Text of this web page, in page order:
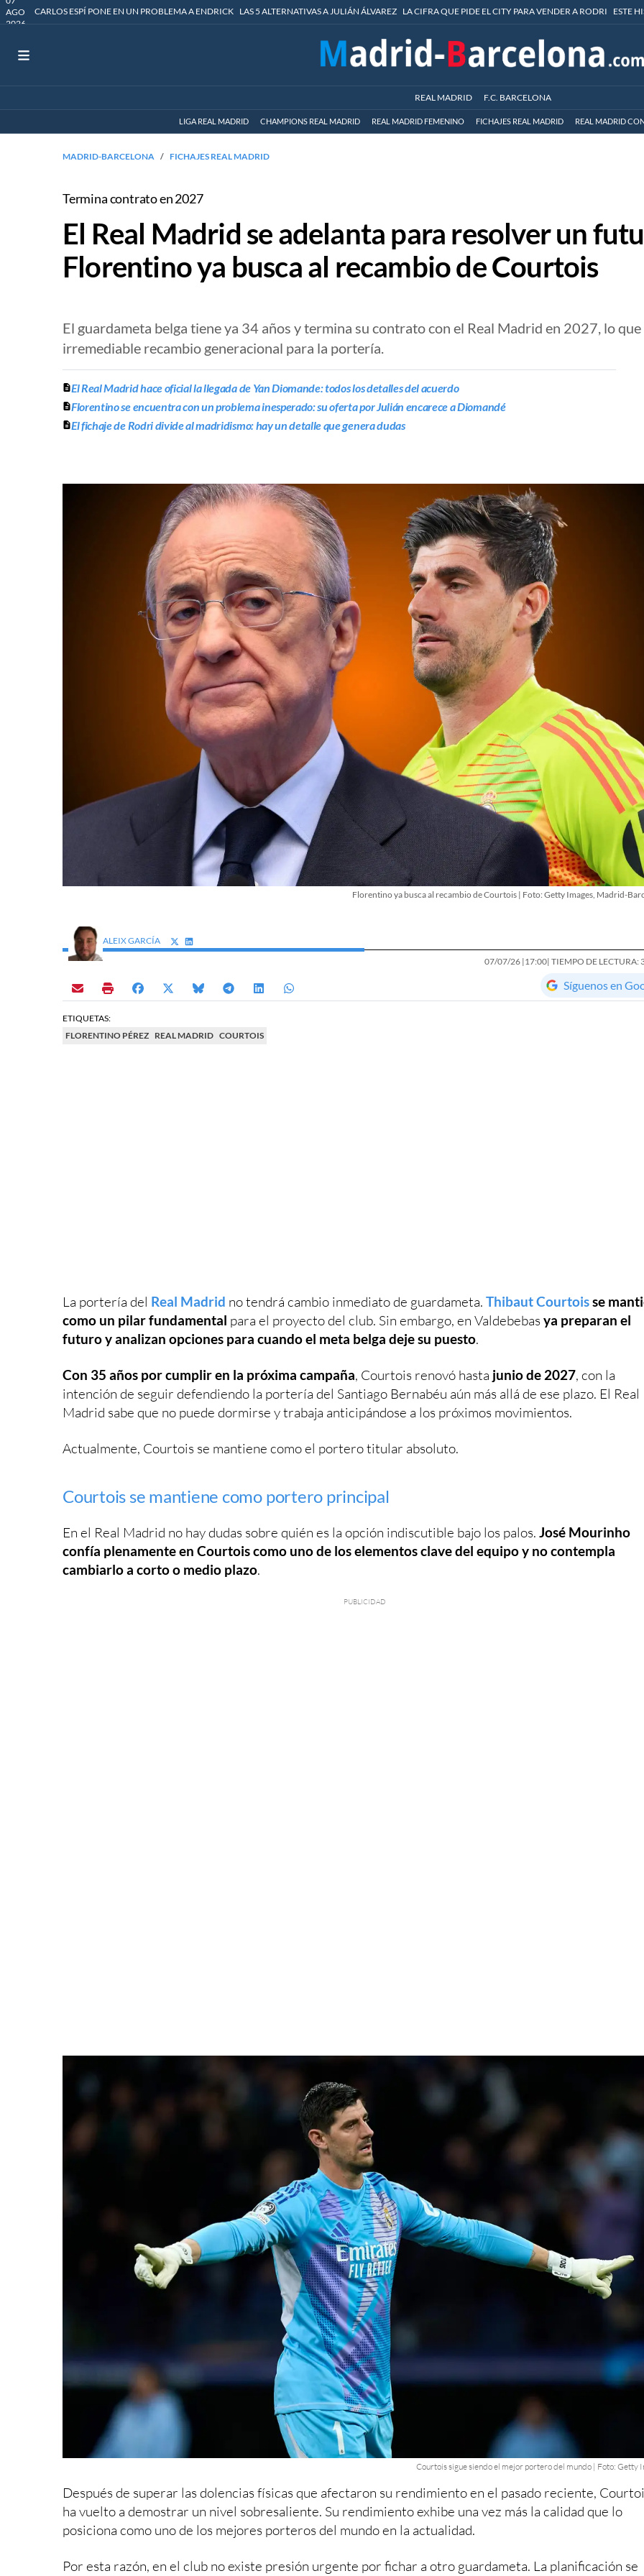
AGO
2026
CARLOS ESPÍ PONE EN UN PROBLEMA A ENDRICK LAS 5 ALTERNATIVAS A JULIÁN ÁLVAREZ LA CIFRA QUE PIDE EL CITY PARA VENDER A RODRI ESTE
REAL MADRID F.C. BARCELONA
LIGA REAL MADRID CHAMPIONS REAL MADRID REAL MADRID FEMENINO FICHAJES REAL MADRID REAL MADRID
MADRID-BARCELONA FICHAJES REAL MADRID
Termina contrato en 2027
El Real Madrid se adelanta para resolver un
Florentino ya busca al recambio de Courtois
El guardameta belga tiene ya 34 años y termina su contrato con el Real Madrid en 2027, lo
irremediable recambio generacional para la portería.
El Real Madrid hace oficial la llegada de Yan Diomande: todos los detalles del acuerdo
Florentino se encuentra con un problema inesperado: su oferta por Julián encarece a Diomandé
El fichaje de Rodri divide al madridismo: hay un detalle que genera dudas
Florentino ya busca al recambio de Courtois | Foto: Getty Images, Madrid-
ALEIX GARCÍA
07/07/26 |17:00| TIEMPO DE LECTURA:
Síguenos en
ETIQUETAS:
FLORENTINO PÉREZ REAL MADRID COURTOIS
La portería del Real Madrid no tendrá cambio inmediato de guardameta. Thibaut Courtoisse
como un pilar fundamental para el proyecto del club. Sin embargo, en Valdebebas ya preparan el
futuro y analizan opciones para cuando el meta belga deje su puesto.
Con 35 años por cumplir en la próxima campaña, Courtois renovó hasta junio de 2027, con la
intención de seguir defendiendo la portería del Santiago Bernabéu aún más allá de ese plazo. El Real
Madrid sabe que no puede dormirse y trabaja anticipándose a los próximos movimientos.
Actualmente, Courtois se mantiene como el portero titular absoluto.
Courtois se mantiene como portero principal
En el Real Madrid no hay dudas sobre quién es la opción indiscutible bajo los palos. José Mourinho
confía plenamente en Courtois como uno de los elementos clave del equipo y no contempla
cambiarlo a corto o medio plazo.
Courtois sigue siendo el mejor portero del mundo | Foto: Getty
Después de superar las dolencias físicas que afectaron su rendimiento en el pasado reciente,
ha vuelto a demostrar un nivel sobresaliente. Su rendimiento exhibe una vez más la calidad que lo
posiciona como uno de los mejores porteros del mundo en la actualidad.
Por esta razón, en el club no existe presión urgente por fichar a otro guardameta. La planificación se